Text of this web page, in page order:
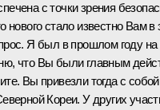
с точки зрения
нового стало известно Вам
Я был в прошлом году на
что Вы были главным
Вы привезли тогда с
Кореи. У других